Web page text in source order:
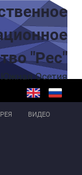
"Рес"
Южная Осетия
ВИДЕО